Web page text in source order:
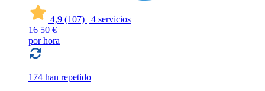
4,9 (107) | 4 servicios
16 50 €
por hora
174 han repetido